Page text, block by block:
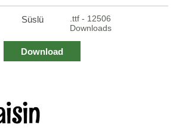
Süslü
.ttf - 12506
Downloads
Download